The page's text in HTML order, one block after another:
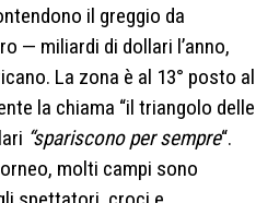
il greggio da
— miliardi di dollari l’anno,
La zona è al 13° posto al
la chiama “il triangolo delle
“spariscono per sempre“.
molti campi sono